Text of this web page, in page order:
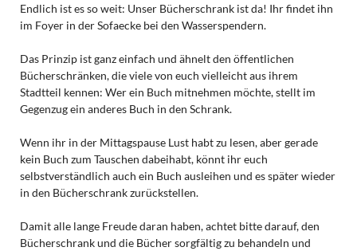
Endlich ist es so weit: Unser Bücherschrank ist da! Ihr findet ihn
im Foyer in der Sofaecke bei den Wasserspendern.
Das Prinzip ist ganz einfach und ähnelt den öffentlichen
Bücherschränken, die viele von euch vielleicht aus ihrem
Stadtteil kennen: Wer ein Buch mitnehmen möchte, stellt im
Gegenzug ein anderes Buch in den Schrank.
Wenn ihr in der Mittagspause Lust habt zu lesen, aber gerade
kein Buch zum Tauschen dabeihabt, könnt ihr euch
selbstverständlich auch ein Buch ausleihen und es später wieder
in den Bücherschrank zurückstellen.
Damit alle lange Freude daran haben, achtet bitte darauf, den
Bücherschrank und die Bücher sorgfältig zu behandeln und